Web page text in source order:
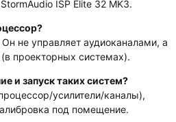
ISP Elite 32 MK3.
Он не управляет аудиоканалами, а
проекторных системах).
и запуск таких систем?
усилители/каналы),
под помещение.